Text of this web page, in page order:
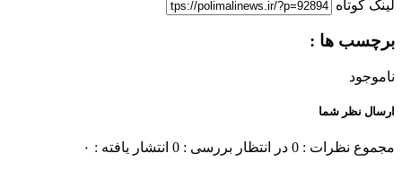
لینک کوتاه
برچسب ها :
ناموجود
ارسال نظر شما
مجموع نظرات : 0 در انتظار بررسی : 0 انتشار یافته : ۰